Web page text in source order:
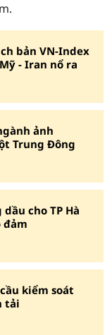
bản VN-Index
- Iran nổ ra
ảnh
Trung Đông
cho TP Hà
đảm
kiểm soát
tải